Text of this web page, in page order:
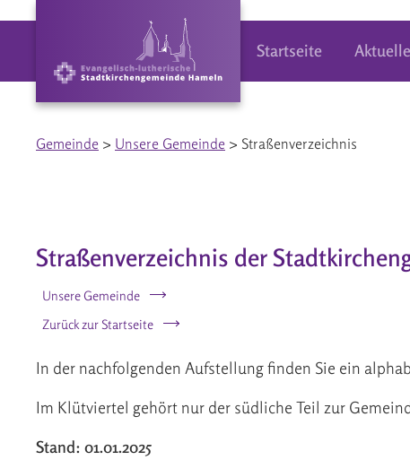
Startseite
Gemeinde > Unsere Gemeinde > Straßenverzeichnis
Straßenverzeichnis der
Unsere Gemeinde
Zurück zur Startseite
In der nachfolgenden Aufstellung finden Sie ein
Im Klütviertel gehört nur der südliche Teil zur
Stand: 01.01.2025